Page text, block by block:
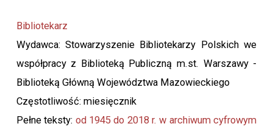
Bibliotekarz
Wydawca: Stowarzyszenie Bibliotekarzy Polskich we
współpracy z Biblioteką Publiczną m.st. Warszawy -
Biblioteką Główną Województwa Mazowieckiego
Częstotliwość: miesięcznik
Pełne teksty: od 1945 do 2018 r. w archiwum cyfrowym